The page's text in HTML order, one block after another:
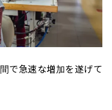
で急速な増加を遂げて